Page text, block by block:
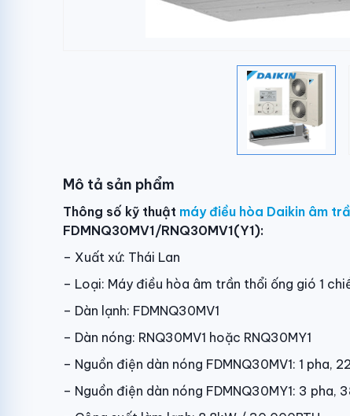
Mô tả sản phẩm
Thông số kỹ thuật máy điều hòa Daikin âm
FDMNQ30MV1/RNQ30MV1(Y1):
– Xuất xứ: Thái Lan
– Loại: Máy điều hòa âm trần thổi ống gió 1
– Dàn lạnh: FDMNQ30MV1
– Dàn nóng: RNQ30MV1 hoặc RNQ30MY1
– Nguồn điện dàn nóng FDMNQ30MV1: 1 pha,
– Nguồn điện dàn nóng FDMNQ30MY1: 3 pha,